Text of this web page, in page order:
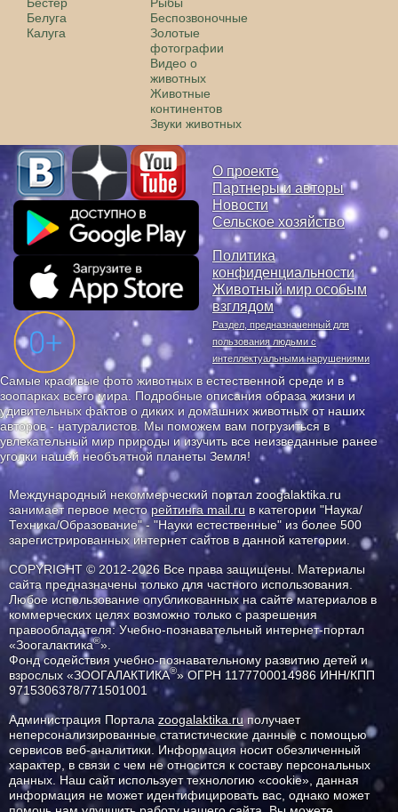
Белуга
Калуга
Беспозвоночные
Золотые
фотографии
Видео о
животных
Животные
континентов
Звуки животных
О проекте
Партнеры и авторы
Новости
Сельское хозяйство
Политика
конфиденциальности
Животный мир особым
взглядом
Раздел, предназначенный для
пользования людьми с
интеллектуальными нарушениями
Самые красивые фото животных в естественной среде и в
зоопарках всего мира. Подробные описания образа жизни и
удивительных фактов о диких и домашних животных от наших
авторов - натуралистов. Мы поможем вам погрузиться в
увлекательный мир природы и изучить все неизведанные ранее
уголки нашей необъятной планеты Земля!
Международный некоммерческий портал zoogalaktika.ru
занимает первое месторейтинга mail.ru в категории "Наука/
Техника/Образование" - "Науки естественные" из более 500
зарегистрированных интернет сайтов в данной категории.
COPYRIGHT © 2012-2026 Все права защищены. Материалы
сайта предназначены только для частного использования.
Любое использование опубликованных на сайте материалов в
коммерческих целях возможно только с разрешения
правообладателя: Учебно-познавательный интернет-портал
«Зоогалактика®».
Фонд содействия учебно-познавательному развитию детей и
взрослых «ЗООГАЛАКТИКА®» ОГРН 1177700014986 ИНН/КПП
9715306378/771501001
Администрация Портала zoogalaktika.ruполучает
неперсонализированные статистические данные с помощью
сервисов веб-аналитики. Информация носит обезличенный
характер, в связи с чем не относится к составу персональных
данных. Наш сайт использует технологию «cookie», данная
информация не может идентифицировать вас, однако может